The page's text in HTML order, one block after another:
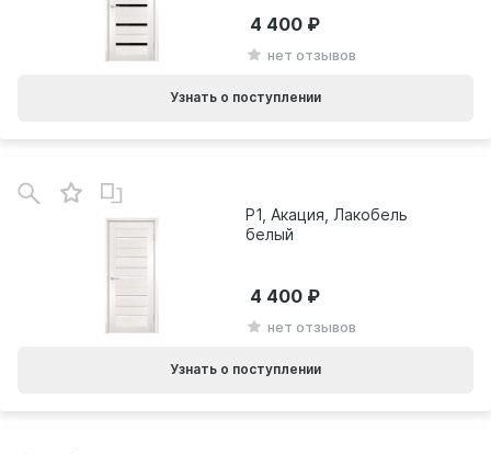
нет отзывов
4 400
Узнать о поступлении
P1, Акация, Лакобель
белый
нет отзывов
4 400
Узнать о поступлении